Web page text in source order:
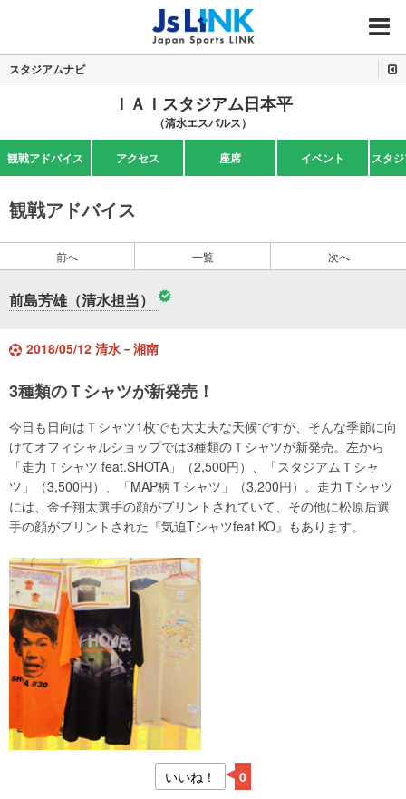
MENU
スタジアムナビ
ＩＡＩスタジアム日本平
（清水エスパルス）
観戦アドバイス アクセス 座席 イベント スタ
観戦アドバイス
前へ 一覧 次へ
前島芳雄（清水担当）
2018/05/12 清水－湘南
3種類のＴシャツが新発売！
今日も日向はＴシャツ1枚でも大丈夫な天候ですが、そんな季節に向
けてオフィシャルショップでは3種類のＴシャツが新発売。左から
「走力Ｔシャツ feat.SHOTA」（2,500円）、「スタジアムＴシャ
ツ」（3,500円）、「MAP柄Ｔシャツ」（3,200円）。走力Ｔシャツ
には、金子翔太選手の顔がプリントされていて、その他に松原后選
手の顔がプリントされた『気迫Tシャツfeat.KO』もあります。
いいね！ 0